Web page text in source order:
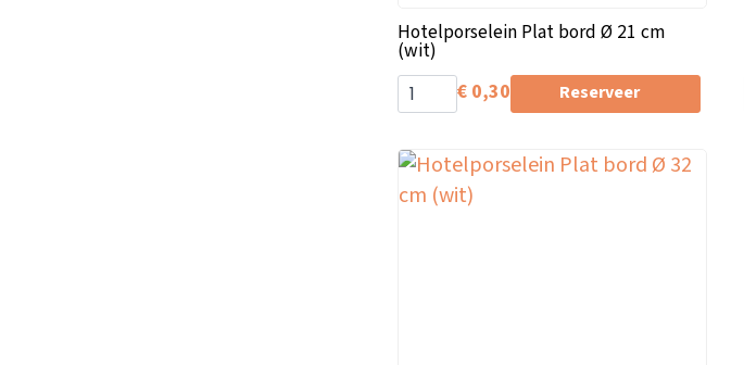
Hotelporselein Plat bord Ø 21 cm
(wit)
€0,30 Reserveer